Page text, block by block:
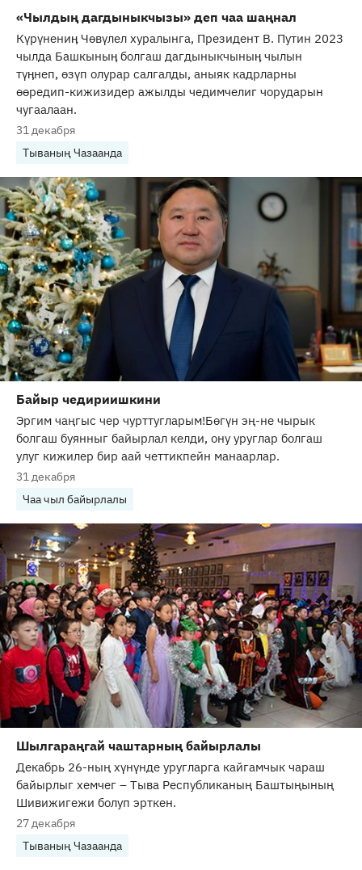
«Чылдың дагдыныкчызы» деп чаа шаңнал
Күрүнениӊ Чөвүлел хуралынга, Президент В. Путин 2023
чылда Башкыныӊ болгаш дагдыныкчыныӊ чылын
түӊнеп, өзүп олурар салгалды, аныяк кадрларны
өөредип-кижизидер ажылды чедимчелиг чорударын
чугаалаан.
31 декабря
Тываның Чазаанда
Байыр чедириишкини
Эргим чаңгыс чер чурттугларым!Бөгүн эң-не чырык
болгаш буянныг байырлал келди, ону уруглар болгаш
улуг кижилер бир аай четтикпейн манаарлар.
31 декабря
Чаа чыл байырлалы
Шылгараңгай чаштарның байырлалы
Декабрь 26-ның хүнүнде уругларга кайгамчык чараш
байырлыг хемчег – Тыва Республиканың Баштыңының
Шивижигежи болуп эрткен.
27 декабря
Тываның Чазаанда